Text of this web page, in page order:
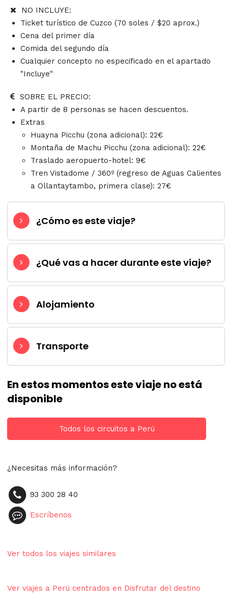
NO INCLUYE:
Ticket turístico de Cuzco (70 soles / $20 aprox.)
Cena del primer día
Comida del segundo día
Cualquier concepto no especificado en el apartado
"Incluye"
SOBRE EL PRECIO:
A partir de 8 personas se hacen descuentos.
Extras
Huayna Picchu (zona adicional): 22€
Montaña de Machu Picchu (zona adicional): 22€
Traslado aeropuerto-hotel: 9€
Tren Vistadome / 360º (regreso de Aguas Calientes
a Ollantaytambo, primera clase): 27€
¿Cómo es este viaje?
¿Qué vas a hacer durante este viaje?
Alojamiento
Transporte
En estos momentos este viaje no está
disponible
Todos los circuitos a Perú
¿Necesitas más información?
93 300 28 40
Escríbenos
Ver todos los viajes similares
Ver viajes a Perú centrados en Disfrutar del destino